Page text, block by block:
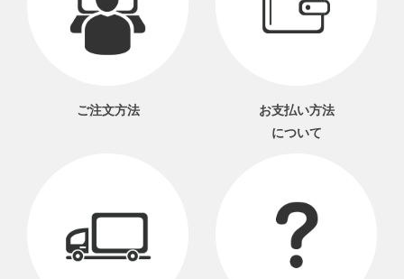
ご注文方法
お支払い方法
について